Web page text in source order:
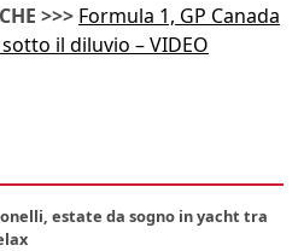
>>> Formula 1, GP Canada
il diluvio – VIDEO
estate da sogno in yacht tra